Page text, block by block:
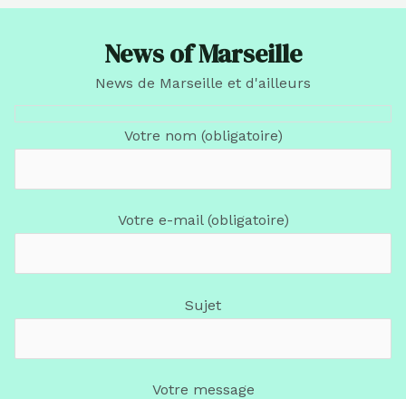
News of Marseille
News de Marseille et d'ailleurs
Votre nom (obligatoire)
Votre e-mail (obligatoire)
Sujet
Votre message